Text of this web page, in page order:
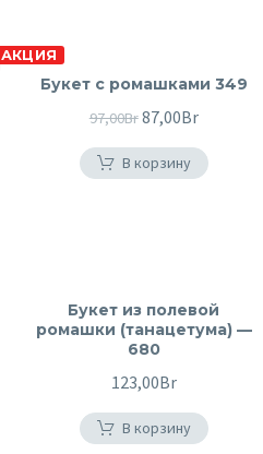
АКЦИЯ
Букет с ромашками 349
97,00BrПервоначальная
цена
составляла
87,00BrТекущая
цена:
87,00Br.
В корзину
Букет из полевой
ромашки (танацетума) —
680
123,00Br
В корзину